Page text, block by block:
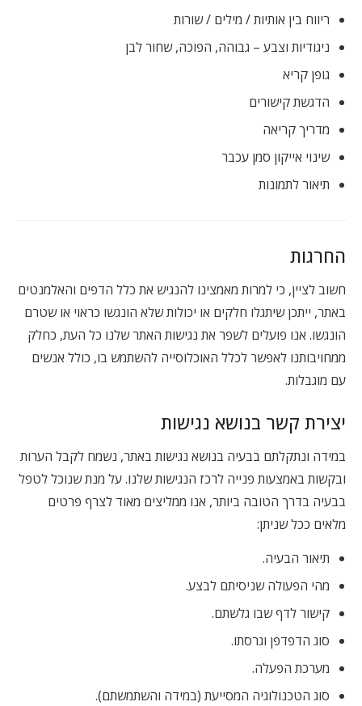
ריווח בין אותיות / מילים / שורות
ניגודיות וצבע – גבוהה, הפוכה, שחור לבן
גופן קריא
הדגשת קישורים
מדריך קריאה
שינוי אייקון סמן עכבר
תיאור לתמונות
החרגות
חשוב לציין, כי למרות מאמצינו להנגיש את כלל הדפים והאלמנטים
באתר, ייתכן שיתגלו חלקים או יכולות שלא הונגשו כראוי או שטרם
הונגשו. אנו פועלים לשפר את נגישות האתר שלנו כל העת, כחלק
ממחויבותנו לאפשר לכלל האוכלוסייה להשתמש בו, כולל אנשים
עם מוגבלות.
יצירת קשר בנושא נגישות
במידה ונתקלתם בבעיה בנושא נגישות באתר, נשמח לקבל הערות
ובקשות באמצעות פנייה לרכז הנגישות שלנו. על מנת שנוכל לטפל
בבעיה בדרך הטובה ביותר, אנו ממליצים מאוד לצרף פרטים
מלאים ככל שניתן:
תיאור הבעיה.
מהי הפעולה שניסיתם לבצע.
קישור לדף שבו גלשתם.
סוג הדפדפן וגרסתו.
מערכת הפעלה.
סוג הטכנולוגיה המסייעת (במידה והשתמשתם).